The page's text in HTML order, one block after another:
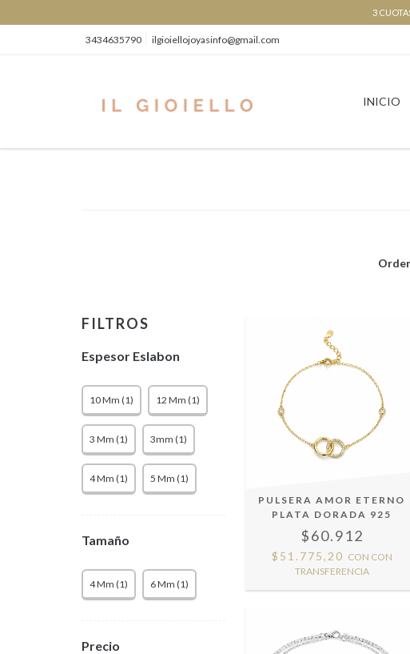
3
3434635790 ilgioiellojoyasinfo@gmail.com
INICIO
FILTROS
Espesor Eslabon
10 Mm (1) 12 Mm (1)
3 Mm (1) 3mm (1)
4 Mm (1) 5 Mm (1)
Tamaño
4 Mm (1) 6 Mm (1)
Precio
PULSERA AMOR ETERNO
PLATA DORADA 925
$60.912
$51.775,20 CON CON
TRANSFERENCIA